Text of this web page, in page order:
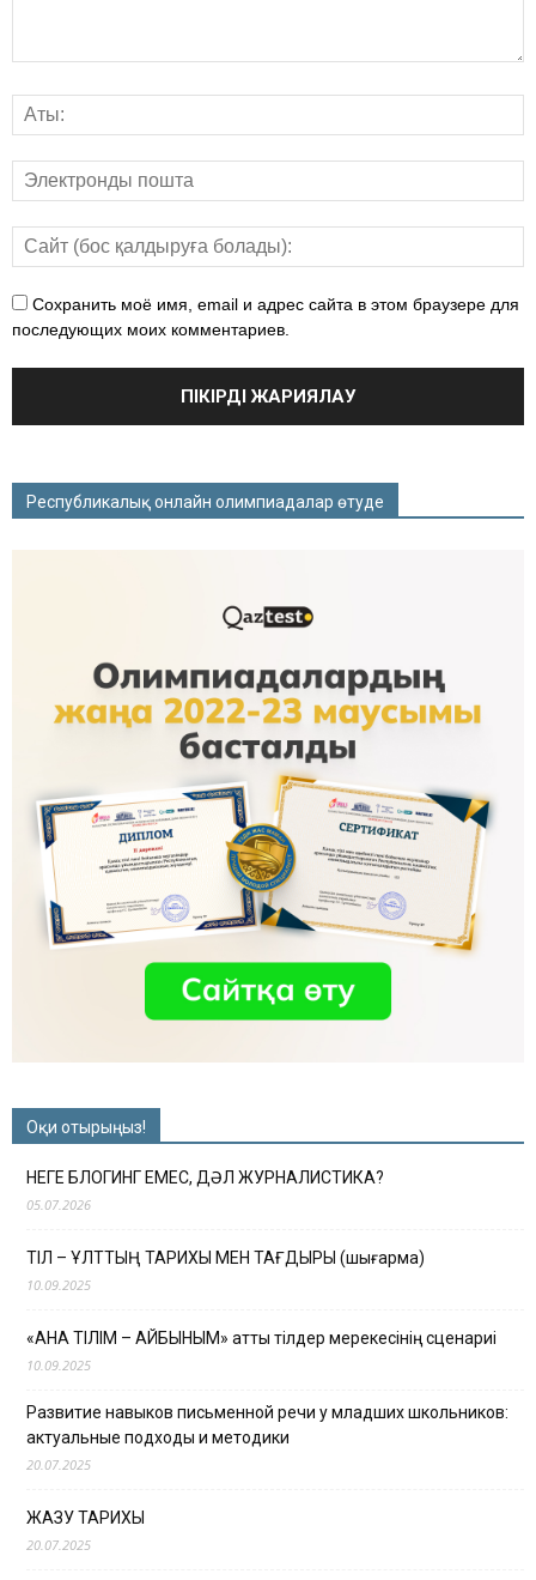
Сохранить моё имя, email и адрес сайта в этом браузере для
последующих моих комментариев.
Республикалық онлайн олимпиадалар өтуде
Оқи отырыңыз!
НЕГЕ БЛОГИНГ ЕМЕС, ДӘЛ ЖУРНАЛИСТИКА?
05.07.2026
ТІЛ – ҰЛТТЫҢ ТАРИХЫ МЕН ТАҒДЫРЫ (шығарма)
10.09.2025
«АНА ТІЛІМ – АЙБЫНЫМ» атты тілдер мерекесінің сценариі
10.09.2025
Развитие навыков письменной речи у младших школьников:
актуальные подходы и методики
20.07.2025
ЖАЗУ ТАРИХЫ
20.07.2025